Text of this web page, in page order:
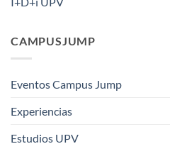
CAMPUSJUMP
Eventos Campus Jump
Experiencias
Estudios UPV